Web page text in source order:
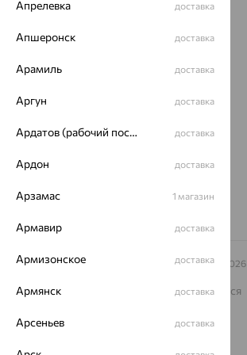
ул. Зегеля, 27/2
Другие города
8 (800) 250-02-30
Заказать звонок
© ООО «Ювелирный дом «Кристалл»,2009 – 2026
На информационном ресурсе применяются
рекомендательные технологии
ОГРН 1044800168379
Апрелевка доставка
Апшеронск доставка
Арамиль доставка
Аргун доставка
Ардатов (рабочий поселок) доставка
Ардон доставка
Арзамас 1 магазин
Армавир доставка
Армизонское доставка
Армянск доставка
Арсеньев доставка